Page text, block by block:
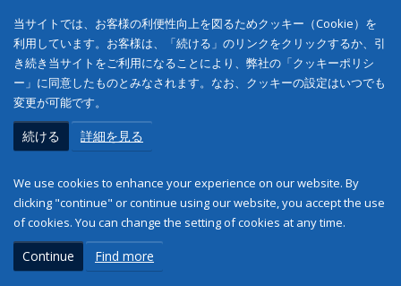
当サイトでは、お客様の利便性向上を図るためクッキー（Cookie）を
利用しています。お客様は、「続ける」のリンクをクリックするか、引
き続き当サイトをご利用になることにより、弊社の「クッキーポリシ
ー」に同意したものとみなされます。なお、クッキーの設定はいつでも
変更が可能です。
続ける 詳細を見る
We use cookies to enhance your experience on our website. By
clicking "continue" or continue using our website, you accept the use
of cookies. You can change the setting of cookies at any time.
Continue Find more